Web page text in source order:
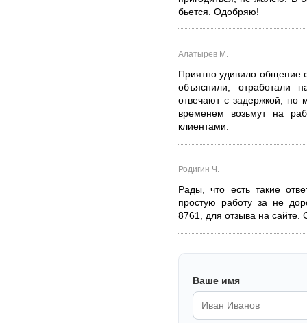
бьется. Одобряю!
Алатырев М.
Приятно удивило общение
объяснили, отработали
отвечают с задержкой, но
временем возьмут на
клиентами.
Родигин Ч.
Рады, что есть такие
простую работу за не
8761, для отзыва на сайте.
Ваше имя